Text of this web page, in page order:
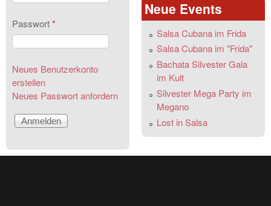
Passwort*
Neues Benutzerkonto
erstellen
Neues Passwort anfordern
Neue Events
Salsa Cubana im Frida
Salsa Cubana im "Frida"
Bachata Silvester Gala
im Kult
Silvester Mega Party im
Megano
Lost in Salsa